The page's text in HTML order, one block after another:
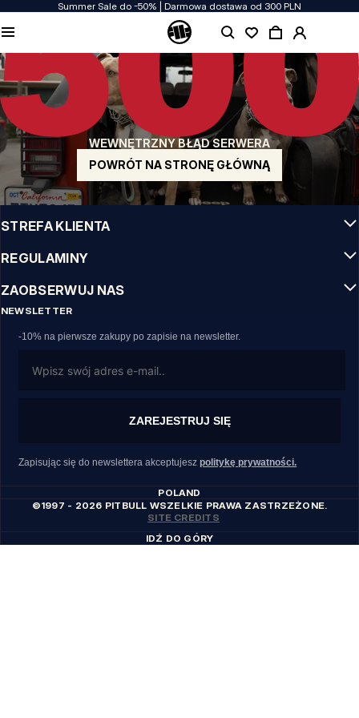
Summer Sale do -50% | Darmowa dostawa od 300 PLN
WEWNĘTRZNY BŁĄD SERWERA
POWRÓT NA STRONĘ GŁÓWNĄ
JAKOŚĆ TO DLA NAS PRIORYTET
Naszą odzież produkujemy z pasją! Nie idziemy na kompromis w kwestiach
wytrzymałości, długowieczności materiałów i dbałości o detal.
US ORIGIN
Nasze korzenie sięgają San Diego z poczatku lat 90-tych XX wieku. Nasz styl jest
surowy, autentyczny i stanowczy.
MARKA Z CHARAKTEREM
Nasze kolekcje wybierają sportowcy, fighterzy i uparci indywidualiści.
INFO
STREFA KLIENTA
REGULAMINY
ZAOBSERWUJ NAS
NEWSLETTER
-10% na pierwsze zakupy po zapisie na newsletter.
ZAREJESTRUJ SIĘ
Zapisując się do newslettera akceptujesz politykę prywatności.
POLAND
©1997 - 2026 PITBULL WSZELKIE PRAWA ZASTRZEŻONE.
SITE CREDITS
IDŹ DO GÓRY